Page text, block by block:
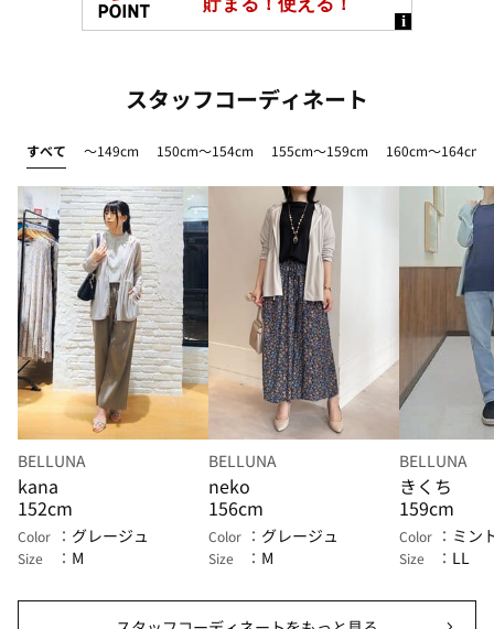
スタッフコーディネート
すべて ～149cm 150cm～154cm 155cm～159cm 160cm～164cm
BELLUNA
kana
152cm
Color グレージュ
Size M
BELLUNA
neko
156cm
Color グレージュ
Size M
BELLUNA
きくち
159cm
Color ミン
Size LL